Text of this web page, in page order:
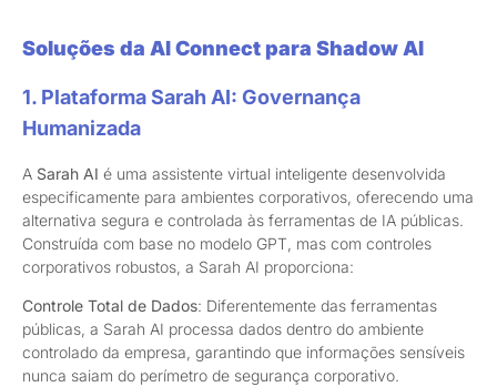
Soluções da AI Connect para Shadow AI
1. Plataforma Sarah AI: Governança
Humanizada
A Sarah AI é uma assistente virtual inteligente desenvolvida
especificamente para ambientes corporativos, oferecendo uma
alternativa segura e controlada às ferramentas de IA públicas.
Construída com base no modelo GPT, mas com controles
corporativos robustos, a Sarah AI proporciona:
Controle Total de Dados: Diferentemente das ferramentas
públicas, a Sarah AI processa dados dentro do ambiente
controlado da empresa, garantindo que informações sensíveis
nunca saiam do perímetro de segurança corporativo.